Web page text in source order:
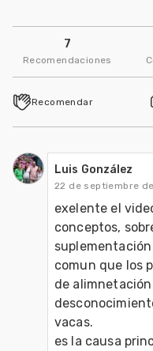
7
Recomendaciones
Recomendar
Luis González
22 de septiembre
exelente el
conceptos,
comun que los
de
vacas.
es la causa